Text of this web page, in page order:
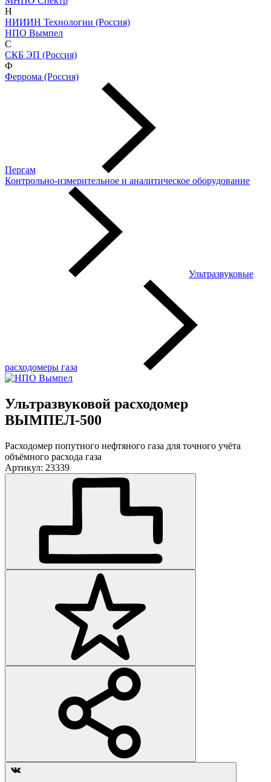
Н
НИИИН Технологии (Россия)
НПО Вымпел
С
СКБ ЭП (Россия)
Ф
Феррома (Россия)
Пергам
Контрольно-измерительное и аналитическое оборудование
Ультразвуковые
расходомеры газа
Ультразвуковой расходомер
ВЫМПЕЛ-500
Расходомер попутного нефтяного газа для точного учёта
объёмного расхода газа
Артикул: 23339